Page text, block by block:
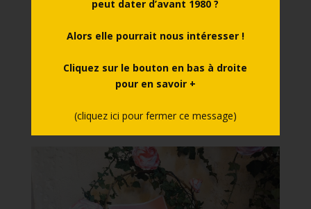
peut dater d’avant 1980 ?
Alors elle pourrait nous intéresser !
Cliquez sur le bouton en bas à droite
pour en savoir +
(cliquez ici pour fermer ce message)
Où : Château de Châteauneuf, Place aux Porcs, 21320
CHÂTEAUNEUF Tarif : Gratuit Contact : 03 80 49 21 89
Entrée gratuite au château de 9h45 à 12h30 et de
14h00 à 17h30 tous les premiers dimanches du mois,
en basse saison, d’octobre à mai. Plus d’hésitation,